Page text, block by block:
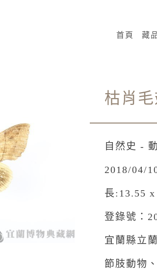
首頁 藏
枯肖
自然史 -
2018/04/
長:13.55
登錄號：
宜蘭縣立
節肢動物